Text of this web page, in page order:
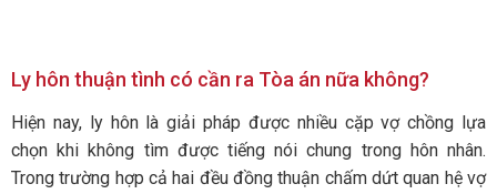
Ly hôn thuận tình có cần ra Tòa án nữa không?
Hiện nay, ly hôn là giải pháp được nhiều cặp vợ chồng lựa
chọn khi không tìm được tiếng nói chung trong hôn nhân.
Trong trường hợp cả hai đều đồng thuận chấm dứt quan hệ vợ